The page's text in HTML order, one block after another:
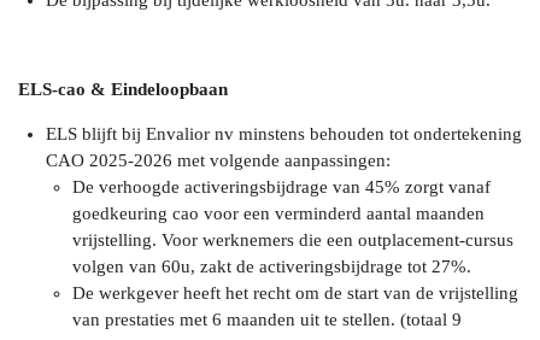
ELS-cao & Eindeloopbaan
ELS blijft bij Envalior nv minstens behouden tot ondertekening
CAO 2025-2026 met volgende aanpassingen:
De verhoogde activeringsbijdrage van 45% zorgt vanaf
goedkeuring cao voor een verminderd aantal maanden
vrijstelling. Voor werknemers die een outplacement-cursus
volgen van 60u, zakt de activeringsbijdrage tot 27%.
De werkgever heeft het recht om de start van de vrijstelling
van prestaties met 6 maanden uit te stellen. (totaal 9